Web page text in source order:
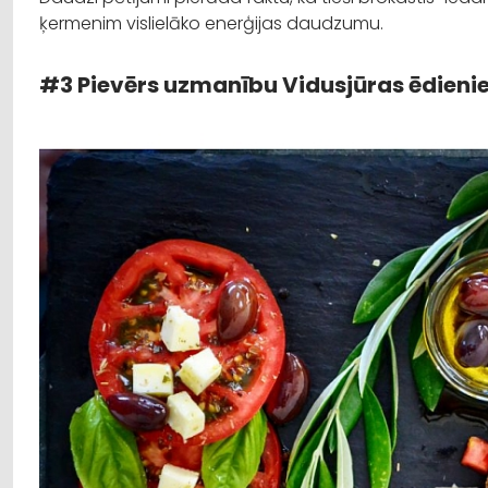
ķermenim vislielāko enerģijas daudzumu.
#3 Pievērs uzmanību Vidusjūras